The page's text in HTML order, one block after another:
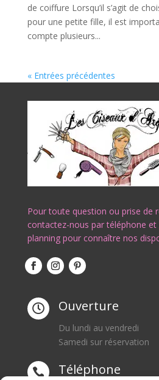
de coiffure Lorsqu’il s’agit de
pour une petite fille, il est
compte plusieurs...
« Entrées précédentes
Pour toute question ou prise de
contactez-nous par téléphone
planning pour connaître nos
 Ouverture
Du lundi au vendredi
Samedi sur réservation
 Téléphone